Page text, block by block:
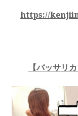
https://
【バッサリ